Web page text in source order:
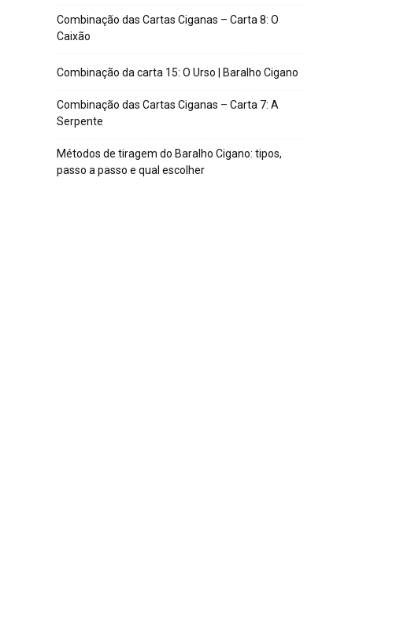
Combinação das Cartas Ciganas – Carta 8: O
Caixão
Combinação da carta 15: O Urso | Baralho Cigano
Combinação das Cartas Ciganas – Carta 7: A
Serpente
Métodos de tiragem do Baralho Cigano: tipos,
passo a passo e qual escolher